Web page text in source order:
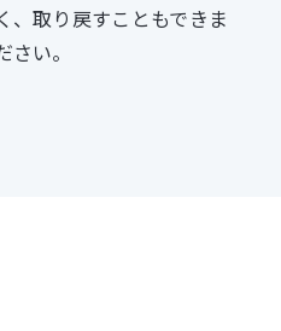
、取り戻すこともできま
い。